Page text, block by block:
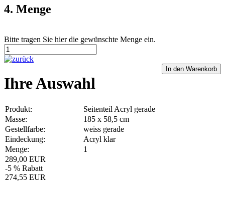
4. Menge
Bitte tragen Sie hier die gewünschte Menge ein.
Ihre Auswahl
Produkt:
Seitenteil Acryl gerade
Masse:
185 x 58,5 cm
Gestellfarbe:
weiss gerade
Eindeckung:
Acryl klar
Menge:
1
289,00 EUR
-5 % Rabatt
274,55 EUR